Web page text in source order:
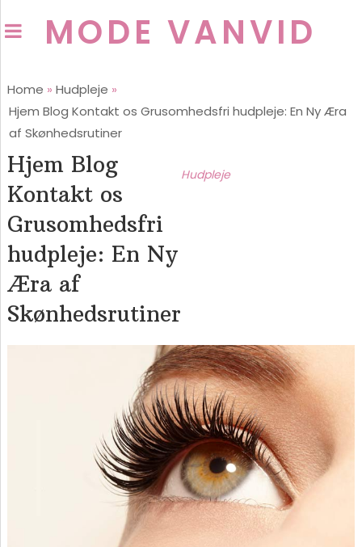
MODE VANVID
Home » Hudpleje »
Hjem Blog Kontakt os Grusomhedsfri hudpleje: En Ny Æra
af Skønhedsrutiner
Hjem Blog
Kontakt os
Grusomhedsfri
hudpleje: En Ny
Æra af
Skønhedsrutiner
Hudpleje